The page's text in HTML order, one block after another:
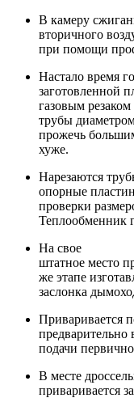
В камеру
вторичного
при помощи
Настало время
заготовленной
газовым
трубы
прожечь
хуже.
Нарезаются
опорные
проверки
Теплообменник
На свое
штатное место
же этапе
заслонка
Приваривается
предварительно
подачи
В месте
приваривается